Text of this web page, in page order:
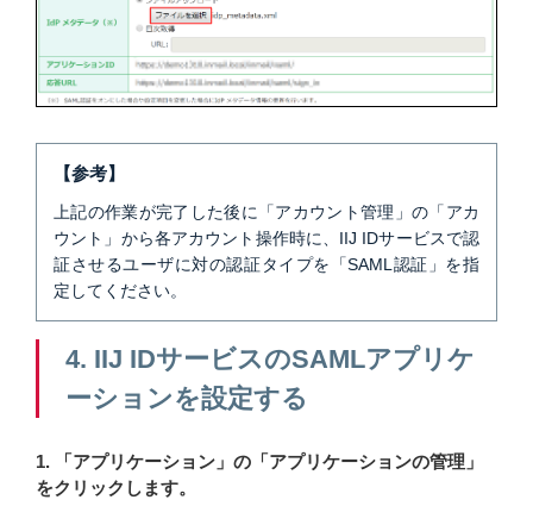
【参考】
上記の作業が完了した後に「アカウント管理」の「アカ
ウント」から各アカウント操作時に、IIJ IDサービスで認
証させるユーザに対の認証タイプを「SAML認証」を指
定してください。
4. IIJ IDサービスのSAMLアプリケ
ーションを設定する
1. 「アプリケーション」の「アプリケーションの管理」
をクリックします。